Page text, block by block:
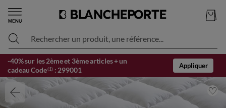
Rechercher un produit, une référence...
-40% sur les 2ème et 3ème articles + un
cadeau Code(1) : 299001
Appliquer